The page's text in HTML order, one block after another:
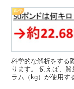
科学
科学的な解析をする
ります。 例えば、
ラム（kg）が使用す